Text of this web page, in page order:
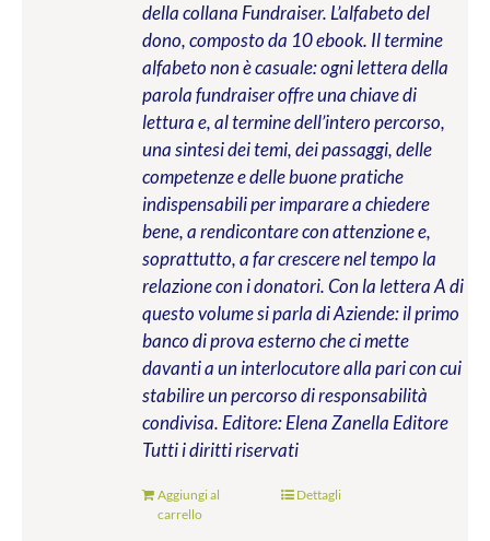
della collana Fundraiser. L’alfabeto del
dono, composto da 10 ebook. Il termine
alfabeto non è casuale: ogni lettera della
parola fundraiser offre una chiave di
lettura e, al termine dell’intero percorso,
una sintesi dei temi, dei passaggi, delle
competenze e delle buone pratiche
indispensabili per imparare a chiedere
bene, a rendicontare con attenzione e,
soprattutto, a far crescere nel tempo la
relazione con i donatori. Con la lettera A di
questo volume si parla di Aziende: il primo
banco di prova esterno che ci mette
davanti a un interlocutore alla pari con cui
stabilire un percorso di responsabilità
condivisa. Editore: Elena Zanella Editore
Tutti i diritti riservati
Aggiungi al
carrello
Dettagli